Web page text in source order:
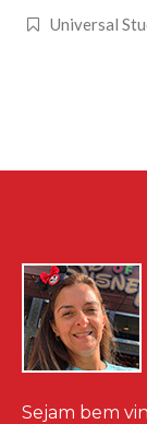
Universal
Sejam bem